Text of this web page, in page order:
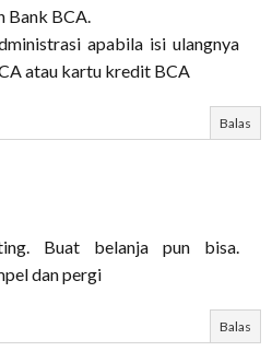
Bank BCA.
apabila isi ulangnya
atau kartu kredit BCA
Balas
Buat belanja pun bisa.
dan pergi
Balas